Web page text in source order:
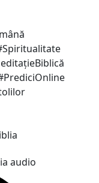
audio